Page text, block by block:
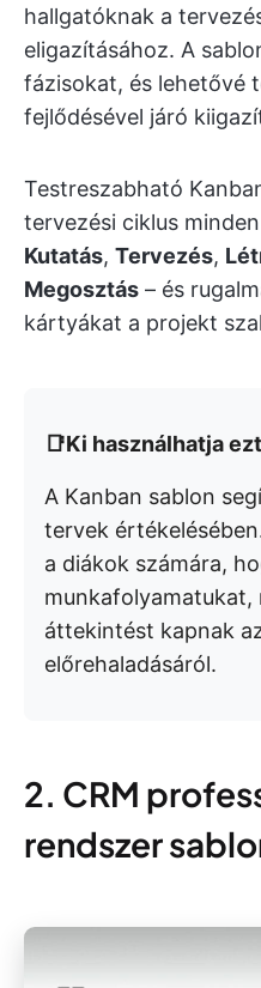
hallgatóknak a
eligazításához. A
fázisokat, és lehetővé
fejlődésével járó
Testreszabható
tervezési ciklus
Kutatás, Tervezés,
Megosztás – és
kártyákat a projekt
📑Ki használhatja
A Kanban sablon
tervek
a diákok számára,
áttekintést kapnak
előrehaladásáról.
2. CRM
rendszer